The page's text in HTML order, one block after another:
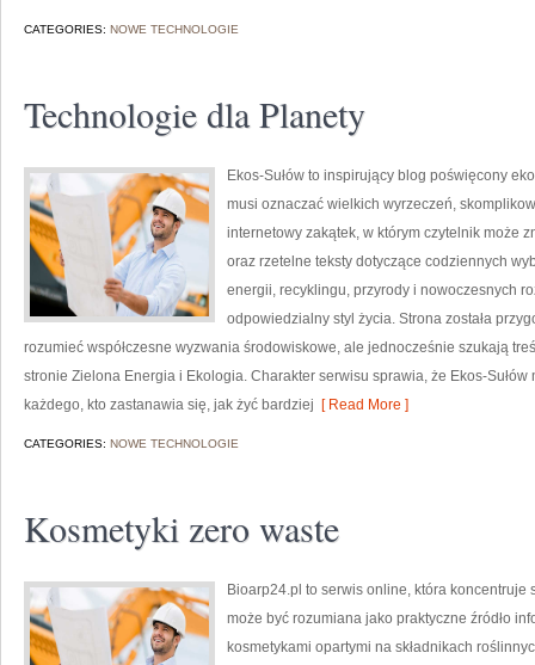
CATEGORIES: NOWE TECHNOLOGIE
Technologie dla Planety
Ekos-Sułów to inspirujący blog poświęcony
musi oznaczać wielkich wyrzeczeń,
internetowy zakątek, w którym czytelnik może
oraz rzetelne teksty dotyczące codziennych
energii, recyklingu, przyrody i nowoczesnych
odpowiedzialny styl życia. Strona została
rozumieć współczesne wyzwania środowiskowe, ale jednocześnie szukają
stronie Zielona Energia i Ekologia. Charakter serwisu sprawia, że Ekos-
każdego, kto zastanawia się, jak żyć bardziej [ Read More ]
CATEGORIES: NOWE TECHNOLOGIE
Kosmetyki zero waste
Bioarp24.pl to serwis online, która koncentruje
może być rozumiana jako praktyczne źródło
kosmetykami opartymi na składnikach